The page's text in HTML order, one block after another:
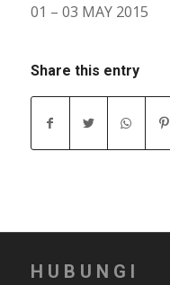
01 – 03 MAY 2015
Share this entry
HUBUNGI